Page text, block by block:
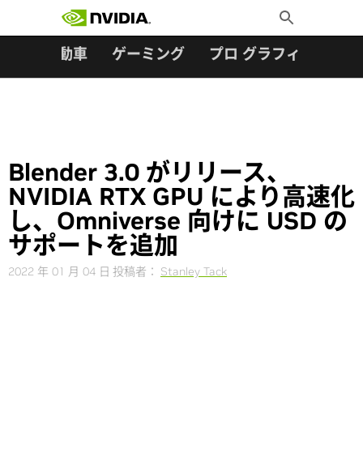
Toggle
Search
自動車 ゲーミング プロ グラフィックス
Blender 3.0 がリリース、
NVIDIA RTX GPU により高速化
し、Omniverse 向けに USD の
サポートを追加
2022 年 01 月 04 日 投稿者： Stanley Tack